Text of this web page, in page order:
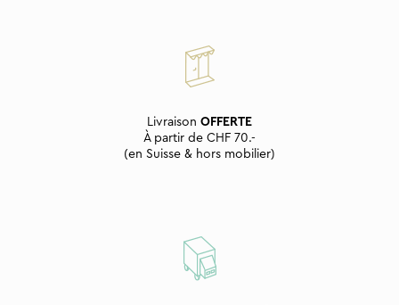
Livraison OFFERTE
À partir de CHF 70.-
(en Suisse & hors mobilier)